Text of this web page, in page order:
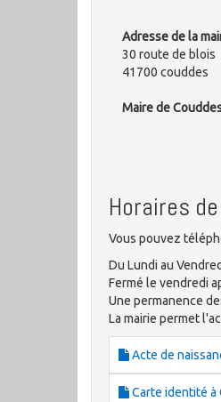
Adresse de la
30 route de blois
41700 couddes
Maire de
Horaires
Vous pouvez
Du Lundi au
Fermé le vendredi
Une permanence
La mairie permet
Acte de
Carte identité à